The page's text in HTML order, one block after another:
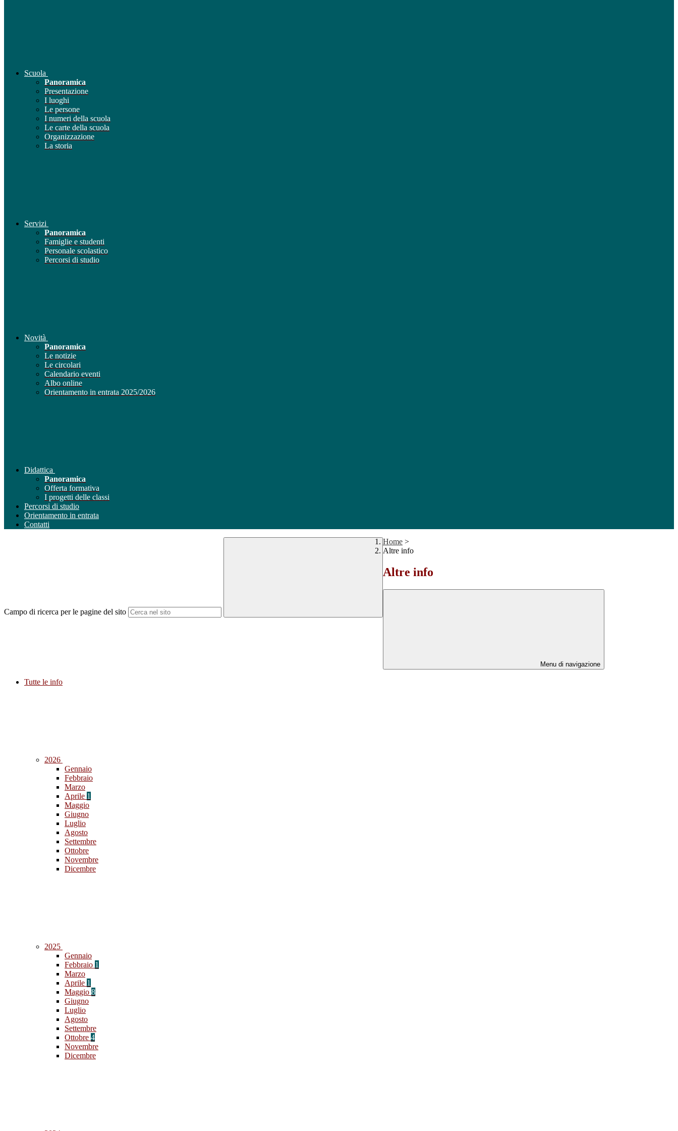
Scuola
Panoramica
Presentazione
I luoghi
Le persone
I numeri della scuola
Le carte della scuola
Organizzazione
La storia
Servizi
Panoramica
Famiglie e studenti
Personale scolastico
Percorsi di studio
Novità
Panoramica
Le notizie
Le circolari
Calendario eventi
Albo online
Orientamento in entrata 2025/2026
Didattica
Panoramica
Offerta formativa
I progetti delle classi
Percorsi di studio
Orientamento in entrata
Contatti
Campo di ricerca per le pagine del sito
Home >
Altre info
Altre info
Menu di navigazione
Tutte le info
2026
Gennaio
Febbraio
Marzo
Aprile 1
Maggio
Giugno
Luglio
Agosto
Settembre
Ottobre
Novembre
Dicembre
2025
Gennaio
Febbraio 1
Marzo
Aprile 1
Maggio 8
Giugno
Luglio
Agosto
Settembre
Ottobre 4
Novembre
Dicembre